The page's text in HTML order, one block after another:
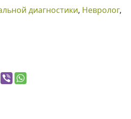
диагностики, Невролог,